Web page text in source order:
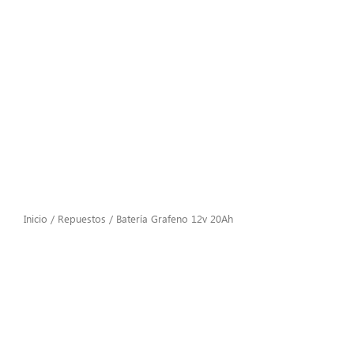
Inicio / Repuestos / Batería Grafeno 12v 20Ah